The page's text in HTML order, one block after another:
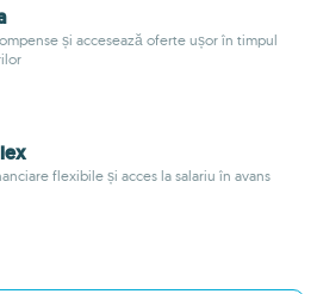
și accesează oferte ușor în timpul
flexibile și acces la salariu în avans